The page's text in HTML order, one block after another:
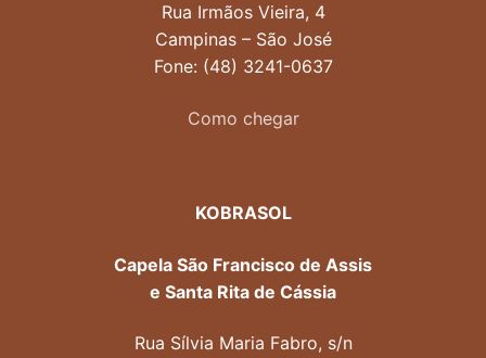
Rua Irmãos Vieira, 4
Campinas – São José
Fone: (48) 3241-0637
Como chegar
KOBRASOL
Capela São Francisco de Assis
e Santa Rita de Cássia
Rua Sílvia Maria Fabro, s/n